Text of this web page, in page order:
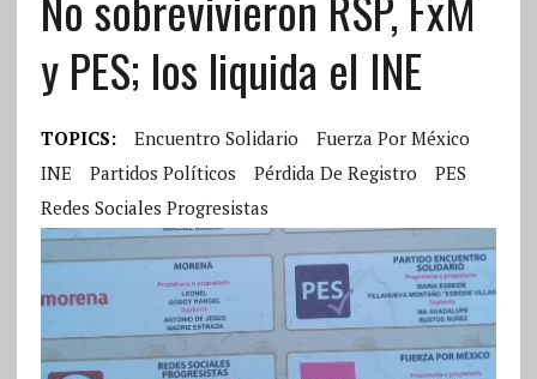
y PES; los liquida el INE
TOPICS: Encuentro Solidario
Fuerza Por México
INE
Partidos Políticos Pérdida De Registro
PES
Redes Sociales Progresistas